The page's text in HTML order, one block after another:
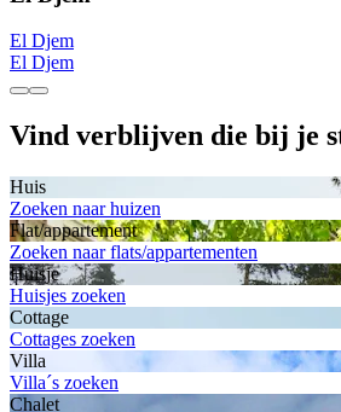
El Djem
El Djem
Vind verblijven die bij je
Huis
Zoeken naar huizen
Flat/appartement
Zoeken naar flats/appartementen
Huisje
Huisjes zoeken
Cottage
Cottages zoeken
Villa
Villa´s zoeken
Chalet